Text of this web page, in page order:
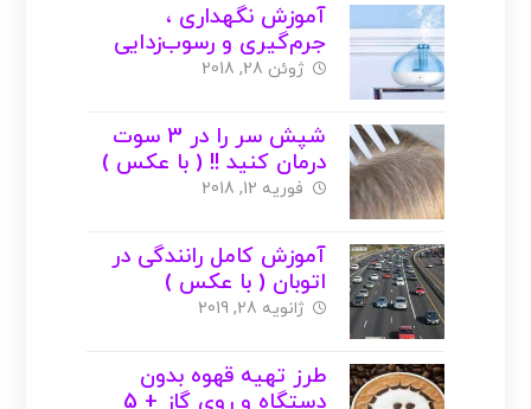
آموزش نگهداری ،
جرم‌گیری و رسوب‌زدایی
بخور ( با عکس )
ژوئن 28, 2018
شپش سر را در 3 سوت
درمان کنید !! ( با عکس )
فوریه 12, 2018
آموزش کامل رانندگی در
اتوبان ( با عکس )
ژانویه 28, 2019
طرز تهیه قهوه بدون
دستگاه و روی گاز + 5